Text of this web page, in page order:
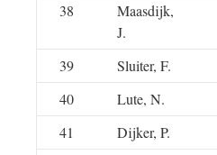
38
Maasdijk,
J.
39 Sluiter, F.
40
Lute, N.
41
Dijker, P.